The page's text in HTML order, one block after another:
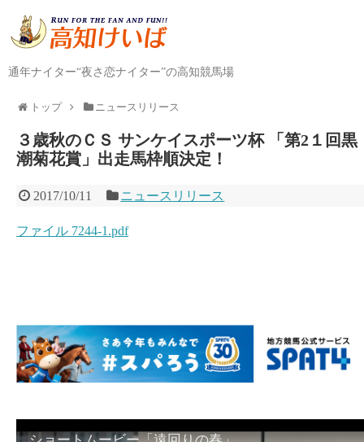
通年ナイター“夜さ恋ナイター”の高知競馬場
トップ ニュースリリース
３歳秋のＣＳ サンケイスポーツ杯 「第2１回黒
潮菊花賞」出走馬枠順決定！
2017/10/11 ニュースリリース
ファイル 7244-1.pdf